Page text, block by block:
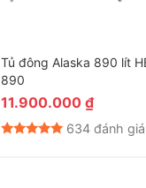
phẩm ngăn nắp,
hoạt mà không cần
độ làm lạnh của tủ
Tủ đông Alaska 890 lít
890
11.900.000₫
634 đánh giá